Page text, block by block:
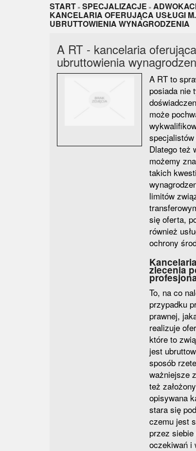
START » SPECJALIZACJE »
KANCELARIA OFERUJĄCA USŁUGI
UBRUTTOWIENIA WYNAGRODZENIA
A RT - kancelaria
ubruttowienia
A RT to
posiada nie
może
Dlatego też
możemy
takich
limitów
się oferta,
również
ochrony
zlecenia
To, na co
przypadku
prawnej,
realizuje
które to
jest
sposób
ważniejsze
też
opisywana
stara się
czemu jest
przez siebie
oczekiwań i